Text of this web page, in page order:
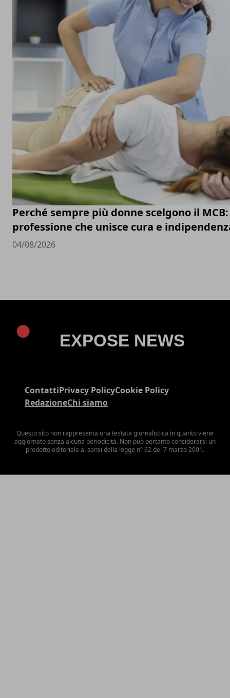
Perché sempre più donne scelgono il
professione che unisce cura e
04/08/2026
ContattiPrivacy PolicyCookie Policy
RedazioneChi siamo
Questo sito non rappresenta una testata giornalistica in quanto viene
aggiornato senza alcuna periodicità. Non può pertanto considerarsi un
prodotto editoriale ai sensi della legge n° 62 del 7 marzo 2001.